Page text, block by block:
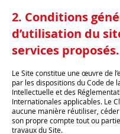
2. Conditions
d’utilisation du
services proposés.
Le Site constitue une œuvre de
par les dispositions du Code de
Intellectuelle et des
Internationales applicables. Le
aucune manière réutiliser,
son propre compte tout ou
travaux du Site.